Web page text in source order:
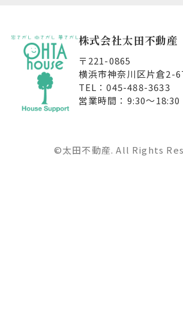
株式会社太田不動産
〒221-0865
横浜市神奈川区片倉2-
TEL：045-488-3633
営業時間：9:30〜18:30
©太田不動産. All Rights